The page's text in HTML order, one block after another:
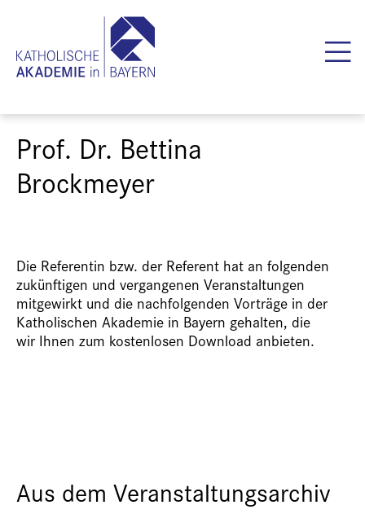
Prof. Dr. Bettina
Brockmeyer
Die Referentin bzw. der Referent hat an folgenden
zukünftigen und vergangenen Veranstaltungen
mitgewirkt und die nachfolgenden Vorträge in der
Katholischen Akademie in Bayern gehalten, die
wir Ihnen zum kostenlosen Download anbieten.
Aus dem Veranstaltungsarchiv